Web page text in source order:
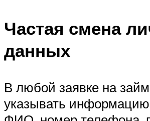
Частая смена
данных
В любой заявке на
указывать